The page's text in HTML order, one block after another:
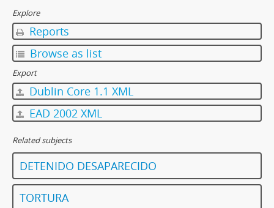
Explore
Reports
Browse as list
Export
Dublin Core 1.1 XML
EAD 2002 XML
Related subjects
DETENIDO DESAPARECIDO
TORTURA